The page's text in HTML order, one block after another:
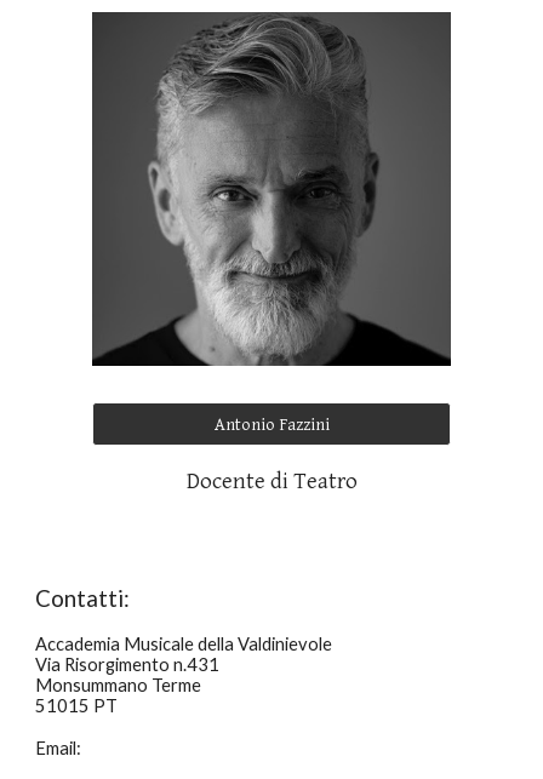
Antonio Fazzini
Docente di Teatro
Contatti:
Accademia Musicale della Valdinievole
Via Risorgimento n.431
Monsummano Terme
51015 PT
Email: